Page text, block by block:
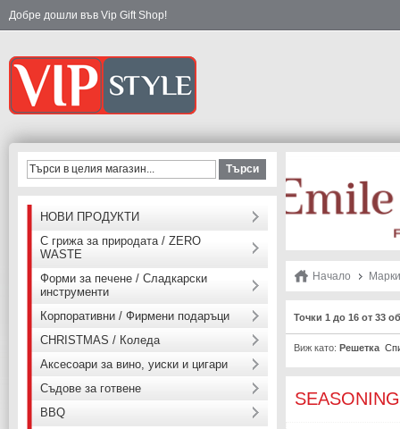
Добре дошли във Vip Gift Shop!
Начало Марки
Точки 1 до 16 от 33
Виж като: Решетка
SEASONING
Търси
НОВИ ПРОДУКТИ
С грижа за природата / ZERO
WASTE
Форми за печене / Сладкарски
инструменти
Корпоративни / Фирмени подаръци
CHRISTMAS / Коледа
Аксесоари за вино, уиски и цигари
Съдове за готвене
BBQ